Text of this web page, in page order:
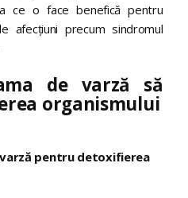
ce o face benefică pentru
afecțiuni precum sindromul
de varză să
organismului
pentru detoxifierea